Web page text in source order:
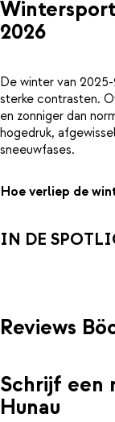
2026
De winter van
sterke contrasten.
en zonniger dan
hogedruk,
sneeuwfases.
Hoe verliep de
IN DE
Reviews
Schrijf een
Hunau